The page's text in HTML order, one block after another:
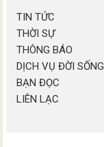
TIN TỨC
THỜI SỰ
THÔNG BÁO
DỊCH VỤ ĐỜI SỐNG
BẠN ĐỌC
LIÊN LẠC